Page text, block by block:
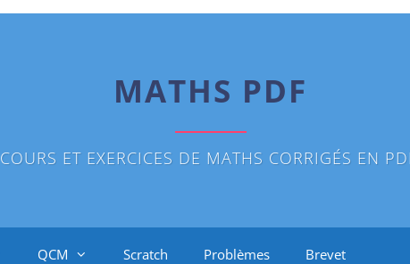
MATHS PDF
COURS ET EXERCICES DE MATHS CORRIGÉS EN
QCM Scratch Problèmes Brevet